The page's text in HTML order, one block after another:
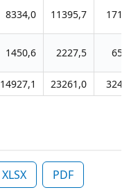
8334,0 11395,7
1450,6 2227,5
14927,1 23261,0
XLSX PDF